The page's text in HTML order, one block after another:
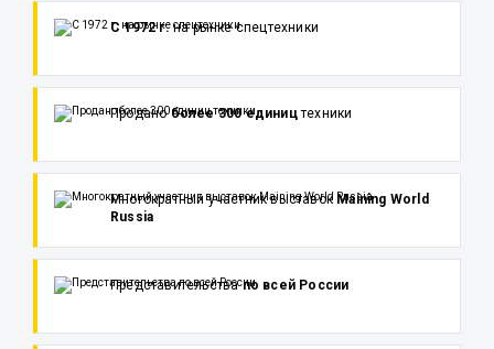
С 1972 г.на рынке спецтехники
Проданоболее 300 едиництехники
Многократный участник выставок Maining World
Russia
Представительствапо всей России